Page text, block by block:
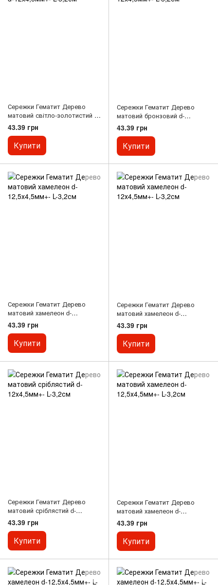
Сережки Гематит Дерево
матовий світло-золотистий d-
12х4,5мм+- L-3,2см
43.39 грн
Купити
Сережки Гематит Дерево
матовий бронзовий d-
12х4,5мм+- L-3,2см
43.39 грн
Купити
Сережки Гематит Дерево
матовий хамелеон d-
12,5х4,5мм+- L-3,2см
43.39 грн
Купити
Сережки Гематит Дерево
матовий хамелеон d-
12х4,5мм+- L-3,2см
43.39 грн
Купити
Сережки Гематит Дерево
матовий сріблястий d-
12х4,5мм+- L-3,2см
43.39 грн
Купити
Сережки Гематит Дерево
матовий хамелеон d-
12,5х4,5мм+- L-3,2см
43.39 грн
Купити